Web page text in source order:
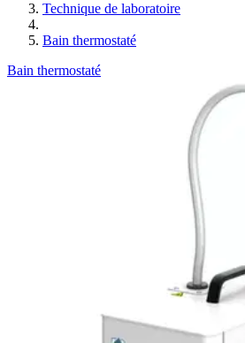
Technique de laboratoire
Bain thermostaté
Bain thermostaté